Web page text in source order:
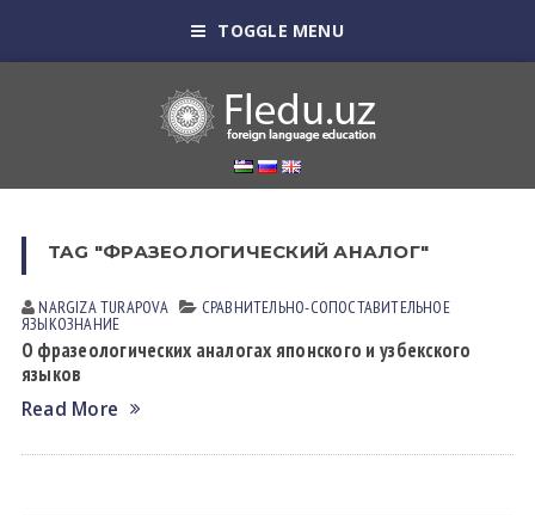
TOGGLE MENU
TAG "ФРАЗЕОЛОГИЧЕСКИЙ АНАЛОГ"
NARGIZA TURАPOVА СРАВНИТЕЛЬНО-СОПОСТАВИТЕЛЬНОЕ
ЯЗЫКОЗНАНИЕ
О фразеологических аналогах японского и узбекского
языков
Read More